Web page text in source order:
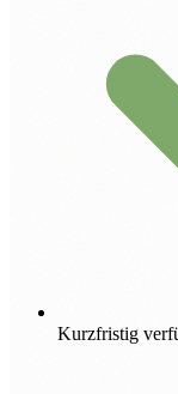
Kurzfristig